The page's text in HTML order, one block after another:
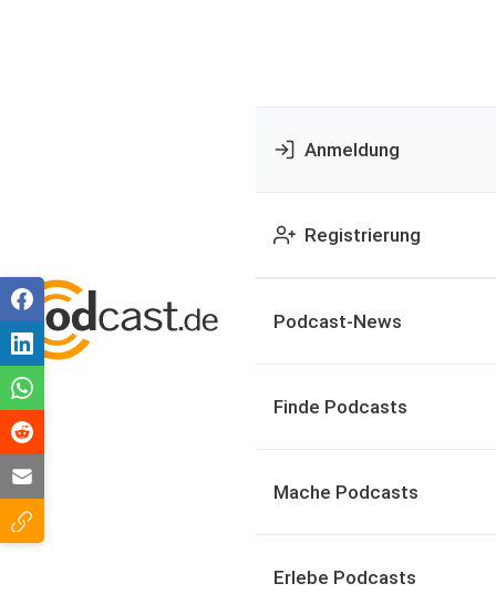
Anmeldung
Registrierung
Podcast-News
Finde Podcasts
Mache Podcasts
Erlebe Podcasts